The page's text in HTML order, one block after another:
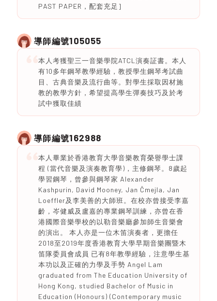
PAST PAPER，配套充足]
導師編號105055
本人考獲聖三一音樂學院ATCL演奏証書。本人
有10多年鋼琴教學經驗，教授學生鋼琴考試曲
目、古典音樂及流行曲等。對學生採取因材施
教的教學方針，希望提高學生彈奏技巧及於考
試中獲取佳績
導師編號162988
本人畢業於香港教育大學音樂教育榮譽學士課
程 (當代音樂及演奏教育學)，主修鋼琴。8歲起
學習鋼琴，曾參與鋼琴家 Alexander
Kashpurin, David Mooney, Jan Čmejla, Jan
Loeffler及李美善的大師班。在校亦曾接受李嘉
齡，岑健威及盧嘉的專業鋼琴訓練，亦曾在香
港國際音樂學校的以勒音樂廳參加師生音樂會
的演出。 本人亦是一位木笛演奏者，更擔任
2018至2019年度香港教育大學早期音樂團暨木
笛隊委員會成員 已有8年教學經驗，注意學生基
本功以及正確的力學及手勢 Angel Lam
graduated from The Education University of
Hong Kong, studied Bachelor of Music in
Education (Honours) (Contemporary music